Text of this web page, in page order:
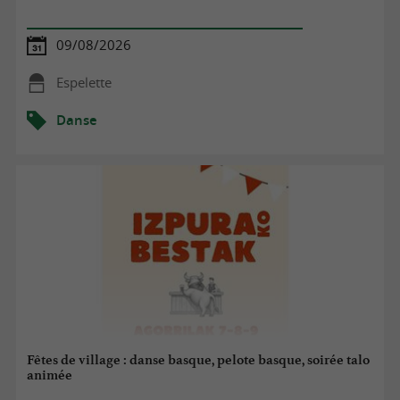
09/08/2026
Espelette
Danse
Fêtes de village : danse basque, pelote basque, soirée talo
animée